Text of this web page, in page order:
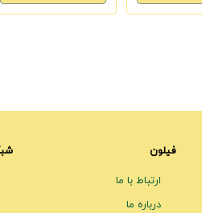
فیلون
ارتباط با ما
درباره ما